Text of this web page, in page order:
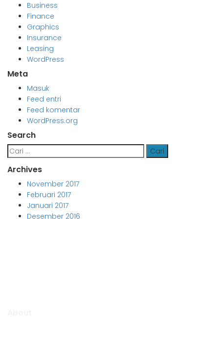
Business
Finance
Graphics
Insurance
Leasing
WordPress
Meta
Masuk
Feed entri
Feed komentar
WordPress.org
Search
Cari
untuk:
Archives
November 2017
Februari 2017
Januari 2017
Desember 2016